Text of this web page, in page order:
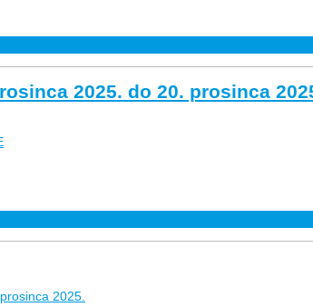
2025. do 20. prosinca
2025.